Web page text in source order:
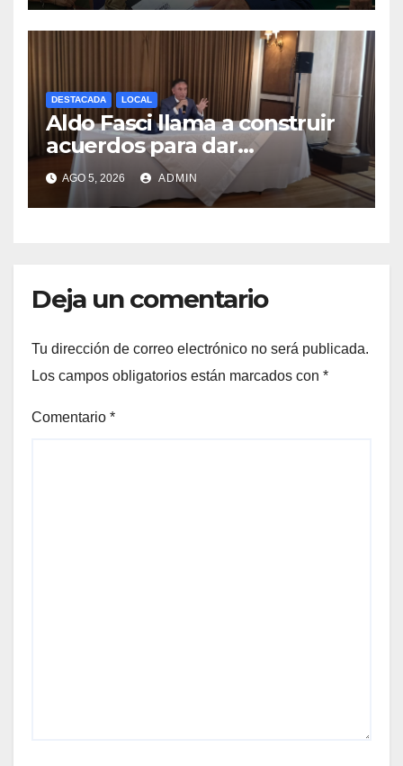
DESTACADA LOCAL
Aldo Fasci llama a construir
acuerdos para dar
gobernabilidad a Nuevo
León
AGO 5, 2026 ADMIN
Deja un comentario
Tu dirección de correo electrónico no será publicada.
Los campos obligatorios están marcados con *
Comentario *